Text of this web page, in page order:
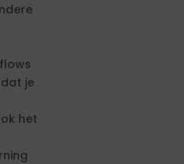
je
het